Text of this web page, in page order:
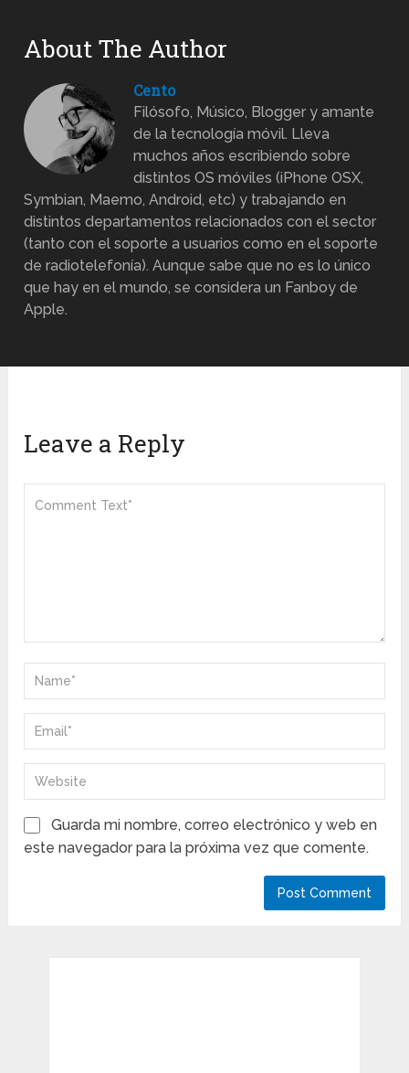
About The Author
Cento
Filósofo, Músico, Blogger y amante
de la tecnología móvil. Lleva
muchos años escribiendo sobre
distintos OS móviles (iPhone OSX,
Symbian, Maemo, Android, etc) y trabajando en
distintos departamentos relacionados con el sector
(tanto con el soporte a usuarios como en el soporte
de radiotelefonía). Aunque sabe que no es lo único
que hay en el mundo, se considera un Fanboy de
Apple.
Leave a Reply
Guarda mi nombre, correo electrónico y web en
este navegador para la próxima vez que comente.